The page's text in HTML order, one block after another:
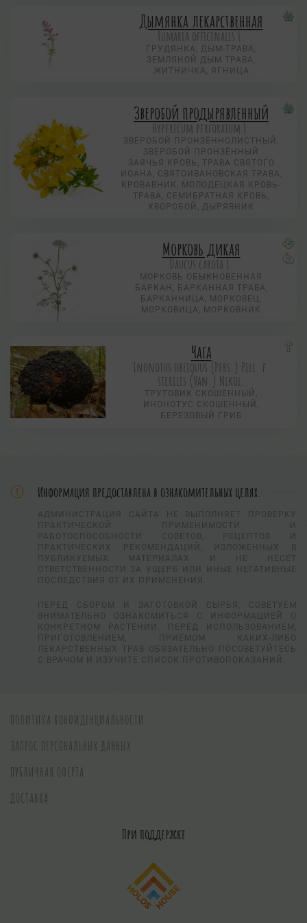
Дымянка лекарственная
Fumaria officinalis L.
ГРУДЯНКА, ДЫМ-ТРАВА,
ЗЕМЛЯНОЙ ДЫМ ТРАВА,
ЖИТНИЧКА, ЯГНИЦА
Зверобой продырявленный
Hypericum perforatum L.
ЗВЕРОБОЙ ПРОНЗЁННОЛИСТНЫЙ,
ЗВЕРОБОЙ ПРОНЗЁННЫЙ
ЗАЯЧЬЯ КРОВЬ, ТРАВА СВЯТОГО
ИОАНА, СВЯТОИВАНОВСКАЯ ТРАВА,
КРОВАВНИК, МОЛОДЕЦКАЯ КРОВЬ-
ТРАВА, СЕМИБРАТНАЯ КРОВЬ,
ХВОРОБОЙ, ДЫРЯВНИК
Морковь дикая
Daucus carota L.
МОРКОВЬ ОБЫКНОВЕННАЯ
БАРКАН, БАРКАННАЯ ТРАВА,
БАРКАННИЦА, МОРКОВЕЦ,
МОРКОВИЦА, МОРКОВНИК
Чага
Inonotus obliquus (Pers.) Рill. f.
sterilis (Van.) Nikol.
ТРУТОВИК СКОШЕННЫЙ,
ИНОНОТУС СКОШЕННЫЙ,
БЕРЕЗОВЫЙ ГРИБ
Информация предоставлена в ознакомительных целях.
АДМИНИСТРАЦИЯ САЙТА НЕ ВЫПОЛНЯЕТ ПРОВЕРКУ
ПРАКТИЧЕСКОЙ ПРИМЕНИМОСТИ И
РАБОТОСПОСОБНОСТИ СОВЕТОВ, РЕЦЕПТОВ И
ПРАКТИЧЕСКИХ РЕКОМЕНДАЦИЙ, ИЗЛОЖЕННЫХ В
ПУБЛИКУЕМЫХ МАТЕРИАЛАХ И НЕ НЕСЕТ
ОТВЕТСТВЕННОСТИ ЗА УЩЕРБ ИЛИ ИНЫЕ НЕГАТИВНЫЕ
ПОСЛЕДСТВИЯ ОТ ИХ ПРИМЕНЕНИЯ.
ПЕРЕД СБОРОМ И ЗАГОТОВКОЙ СЫРЬЯ, СОВЕТУЕМ
ВНИМАТЕЛЬНО ОЗНАКОМИТЬСЯ С ИНФОРМАЦИЕЙ О
КОНКРЕТНОМ РАСТЕНИИ. ПЕРЕД ИСПОЛЬЗОВАНИЕМ,
ПРИГОТОВЛЕНИЕМ, ПРИЕМОМ КАКИХ-ЛИБО
ЛЕКАРСТВЕННЫХ ТРАВ ОБЯЗАТЕЛЬНО ПОСОВЕТУЙТЕСЬ
С ВРАЧОМ И ИЗУЧИТЕ СПИСОК ПРОТИВОПОКАЗАНИЙ.
ПОЛИТИКА КОНФИДЕНЦИАЛЬНОСТИ
ЗАПРОС ПЕРСОНАЛЬНЫХ ДАННЫХ
ПУБЛИЧНАЯ ОФЕРТА
ДОСТАВКА
При поддержке